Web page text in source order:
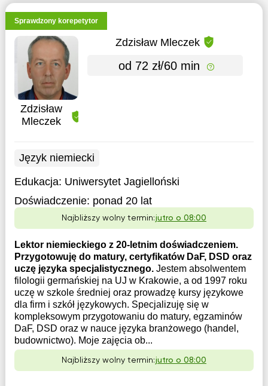
Sprawdzony korepetytor
Zdzisław
Mleczek
Zdzisław Mleczek
od 72 zł/60 min
Język niemiecki
Edukacja: Uniwersytet Jagielloński
Doświadczenie: ponad 20 lat
Najbliższy wolny termin:jutro o 08:00
Lektor niemieckiego z 20-letnim doświadczeniem.
Przygotowuję do matury, certyfikatów DaF, DSD oraz
uczę języka specjalistycznego. Jestem absolwentem
filologii germańskiej na UJ w Krakowie, a od 1997 roku
uczę w szkole średniej oraz prowadzę kursy językowe
dla firm i szkół językowych. Specjalizuję się w
kompleksowym przygotowaniu do matury, egzaminów
DaF, DSD oraz w nauce języka branżowego (handel,
budownictwo). Moje zajęcia ob...
Najbliższy wolny termin:jutro o 08:00